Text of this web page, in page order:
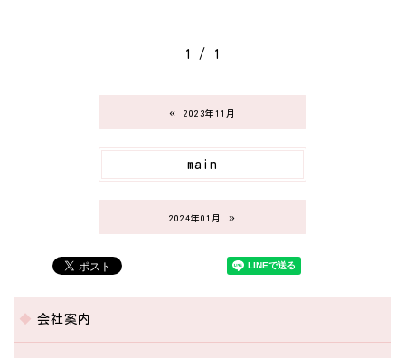
1 / 1
« 2023年11月
main
2024年01月 »
会社案内